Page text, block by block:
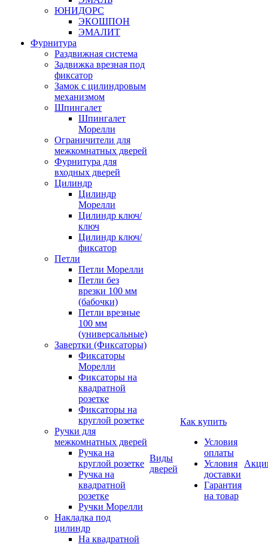
ЮНИДОРС
ЭКОШПОН
ЭМАЛИТ
Фурнитура
Раздвижная система
Задвижка врезная под
фиксатор
Замок с цилиндровым
механизмом
Шпингалет
Шпингалет
Морелли
Ограничители для
межкомнатных дверей
Фурнитура для
входных дверей
Цилиндр
Цилиндр
Морелли
Цилиндр ключ/
ключ
Цилиндр ключ/
фиксатор
Петли
Петли Морелли
Петли без
врезки 100 мм
(бабочки)
Петли врезные
100 мм
(универсальные)
Завертки (Фиксаторы)
Фиксаторы
Морелли
Фиксаторы на
квадратной
розетке
Фиксаторы на
круглой розетке
Ручки для
межкомнатных дверей
Ручка на
круглой розетке
Ручка на
квадратной
розетке
Ручки Морелли
Накладка под
цилиндр
На квадратной
Виды
дверей
Как купить
Условия
оплаты
Условия
доставки
Гарантия
на товар